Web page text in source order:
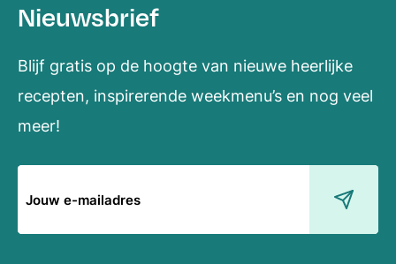
Nieuwsbrief
Blijf gratis op de hoogte van nieuwe heerlijke
recepten, inspirerende weekmenu’s en nog veel
meer!
mailadres